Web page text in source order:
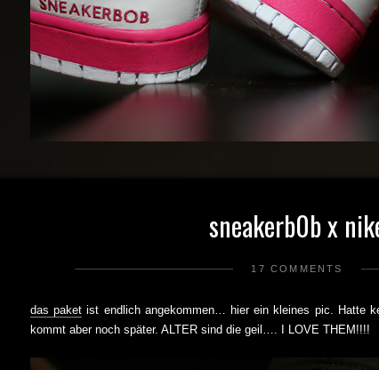
sneakerb0b x
17 COMMENTS
das paket ist endlich angekommen… hier ein kleines pic. Hatte
kommt aber noch später. ALTER sind die geil…. I LOVE THEM!!!!